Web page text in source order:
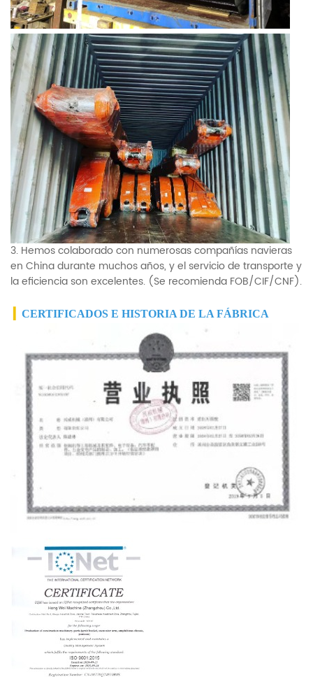
3. Hemos colaborado con numerosas compañías navieras
en China durante muchos años, y el servicio de transporte y
la eficiencia son excelentes. (Se recomienda FOB/CIF/CNF).
CERTIFICADOS E HISTORIA DE LA FÁBRICA